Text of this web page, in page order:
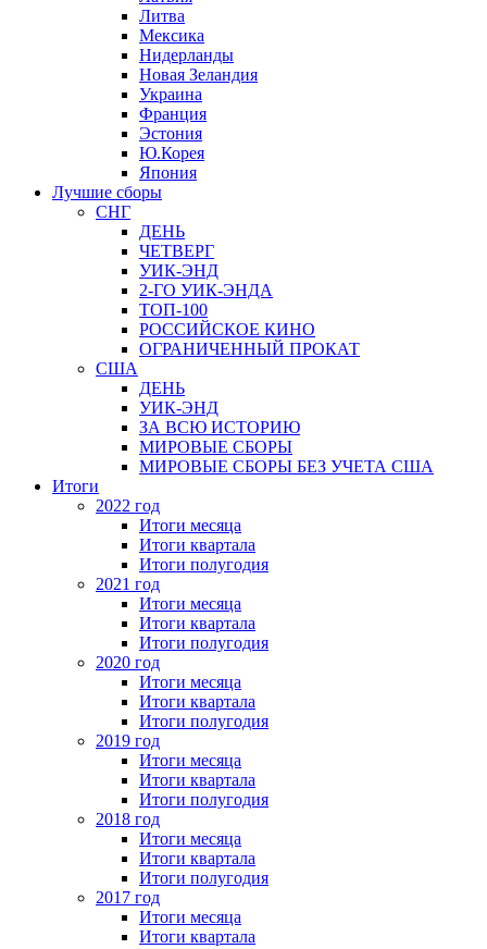
Литва
Мексика
Нидерланды
Новая Зеландия
Украина
Франция
Эстония
Ю.Корея
Япония
Лучшие сборы
СНГ
ДЕНЬ
ЧЕТВЕРГ
УИК-ЭНД
2-ГО УИК-ЭНДА
ТОП-100
РОССИЙСКОЕ КИНО
ОГРАНИЧЕННЫЙ ПРОКАТ
США
ДЕНЬ
УИК-ЭНД
ЗА ВСЮ ИСТОРИЮ
МИРОВЫЕ СБОРЫ
МИРОВЫЕ СБОРЫ БЕЗ УЧЕТА США
Итоги
2022 год
Итоги месяца
Итоги квартала
Итоги полугодия
2021 год
Итоги месяца
Итоги квартала
Итоги полугодия
2020 год
Итоги месяца
Итоги квартала
Итоги полугодия
2019 год
Итоги месяца
Итоги квартала
Итоги полугодия
2018 год
Итоги месяца
Итоги квартала
Итоги полугодия
2017 год
Итоги месяца
Итоги квартала